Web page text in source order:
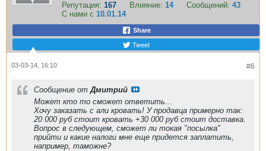
Репутация: 167 Влияние: 14 Сообщений: 43
С нами с 10.01.14
Share
Tweet
#6
03-03-14, 16:10
Сообщение отДмитрий
Может кто то сможет ответить...
Хочу заказать с али кровать! У продавца примерно так:
20 000 руб стоит кровать +30 000 руб стоит доставка.
Вопрос в следующем, сможет ли токая "посылка"
прийти и какие налоги мне еще придется заплатить,
например, таможне?